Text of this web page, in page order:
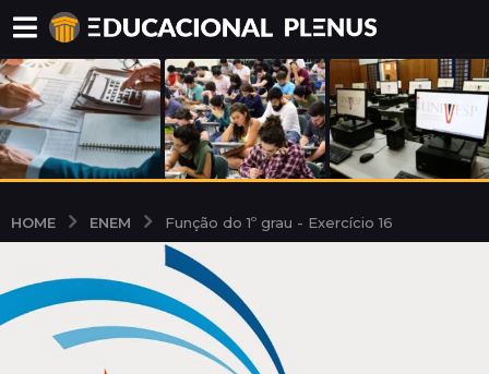
HOME ENEM Função do 1º grau - Exercício 16